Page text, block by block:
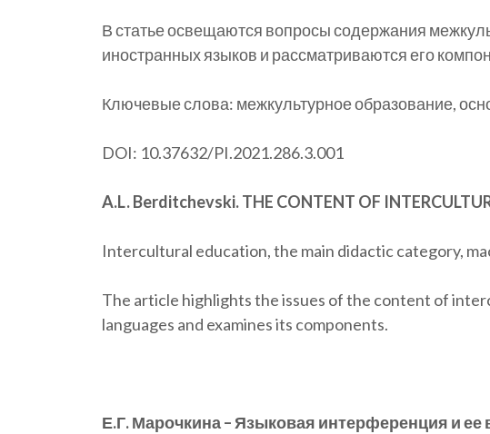
В статье освещаются вопросы содержания
иностранных языков и рассматриваются его
Ключевые слова: межкультурное образование,
DOI: 10.37632/PI.2021.286.3.001
A.L. Berditchevski. THE CONTENT OF
Intercultural education, the main didactic category,
The article highlights the issues of the content of
languages and examines its components.
Е.Г. Марочкина – Языковая интерференция и